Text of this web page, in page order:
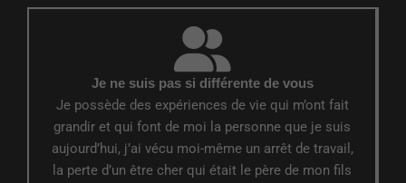
Je ne suis pas si différente de vous
Je possède des expériences de vie qui m’ont fait
grandir et qui font de moi la personne que je suis
aujourd’hui, j’ai vécu moi-même un arrêt de travail,
la perte d’un être cher qui était le père de mon fils